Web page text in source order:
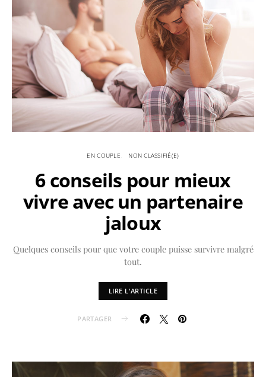
EN COUPLE NON CLASSIFIÉ(E)
6 conseils pour mieux
vivre avec un partenaire
jaloux
Quelques conseils pour que votre couple puisse survivre malgré
tout.
LIRE L'ARTICLE
PARTAGER